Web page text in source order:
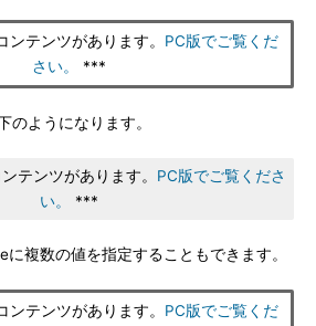
テンツがあります。 PC版でご覧くだ
さい。
***
ようになります。
テンツがあります。 PC版でご覧くださ
い。
***
複数の値を指定することもできます。
テンツがあります。 PC版でご覧くだ